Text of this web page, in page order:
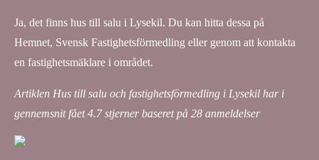
Ja, det finns hus till salu i Lysekil. Du kan hitta dessa på
Hemnet, Svensk Fastighetsförmedling eller genom att kontakta
en fastighetsmäklare i området.
Artiklen Hus till salu och fastighetsförmedling i Lysekil har i
gennemsnit fået4.7stjerner baseret på 28 anmeldelser